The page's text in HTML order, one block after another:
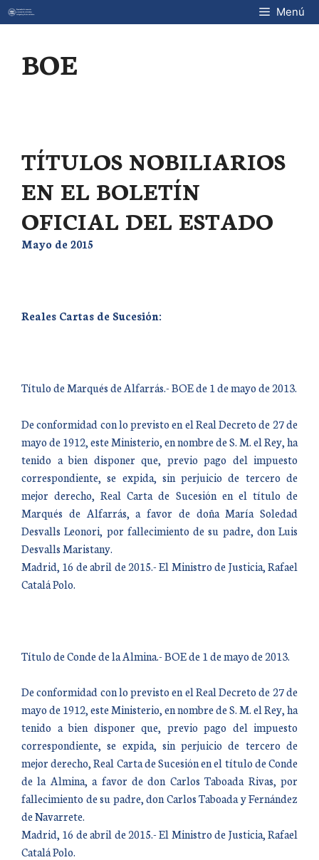
Saltar
al
Menú
BOE
TÍTULOS NOBILIARIOS
EN EL BOLETÍN
OFICIAL DEL ESTADO
Mayo de 2015
Reales Cartas de Sucesión:
Título de Marqués de Alfarrás.- BOE de 1 de mayo de 2013.
De conformidad con lo previsto en el Real Decreto de 27 de
mayo de 1912, este Ministerio, en nombre de S. M. el Rey, ha
tenido a bien disponer que, previo pago del impuesto
correspondiente, se expida, sin perjuicio de tercero de
mejor derecho, Real Carta de Sucesión en el título de
Marqués de Alfarrás, a favor de doña María Soledad
Desvalls Leonori, por fallecimiento de su padre, don Luis
Desvalls Maristany.
Madrid, 16 de abril de 2015.- El Ministro de Justicia, Rafael
Catalá Polo.
Título de Conde de la Almina.- BOE de 1 de mayo de 2013.
De conformidad con lo previsto en el Real Decreto de 27 de
mayo de 1912, este Ministerio, en nombre de S. M. el Rey, ha
tenido a bien disponer que, previo pago del impuesto
correspondiente, se expida, sin perjuicio de tercero de
mejor derecho, Real Carta de Sucesión en el título de Conde
de la Almina, a favor de don Carlos Taboada Rivas, por
fallecimiento de su padre, don Carlos Taboada y Fernández
de Navarrete.
Madrid, 16 de abril de 2015.- El Ministro de Justicia, Rafael
Catalá Polo.